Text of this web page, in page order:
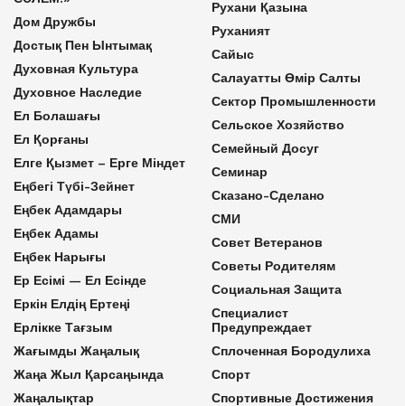
Дом Дружбы
Достық Пен Ынтымақ
Духовная Культура
Духовное Наследие
Ел Болашағы
Ел Қорғаны
Елге Қызмет – Ерге Міндет
Еңбегі Түбі-Зейнет
Еңбек Адамдары
Еңбек Адамы
Еңбек Нарығы
Ер Есімі — Ел Есінде
Еркін Елдің Ертеңі
Ерлікке Тағзым
Жағымды Жаңалық
Жаңа Жыл Қарсаңында
Жаңалықтар
Рухани Қазына
Руханият
Сайыс
Салауатты Өмір Салты
Сектор Промышленности
Сельское Хозяйство
Семейный Досуг
Семинар
Сказано-Сделано
СМИ
Совет Ветеранов
Советы Родителям
Социальная Защита
Специалист
Предупреждает
Сплоченная Бородулиха
Спорт
Спортивные Достижения